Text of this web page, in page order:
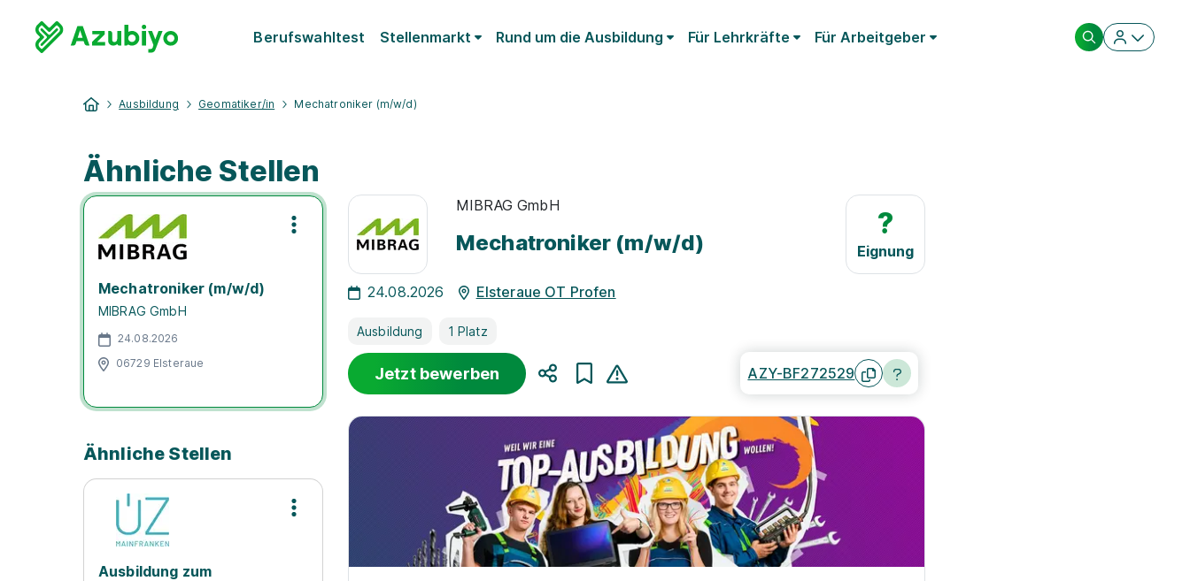
Berufswahltest Stellenmarkt Rund um die Ausbildung Für Lehrkräfte Für Arbeitgeber
Ausbildung Geomatiker/in Mechatroniker (m/w/d)
Ähnliche Stellen
Mechatroniker (m/w/d)
MIBRAG GmbH
24.08.2026
06729 Elsteraue
Ähnliche Stellen
Ausbildung zum
?
Eignung
MIBRAG GmbH
Mechatroniker (m/w/d)
24.08.2026 Elsteraue OT Profen
Ausbildung 1 Platz
Jetzt bewerben AZY-BF272529